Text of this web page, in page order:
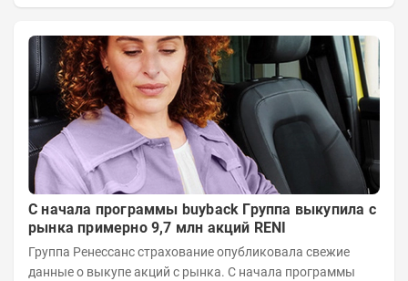
С начала программы buyback Группа выкупила с
рынка примерно 9,7 млн акций RENI
Группа Ренессанс страхование опубликовала свежие
данные о выкупе акций с рынка. C начала программы